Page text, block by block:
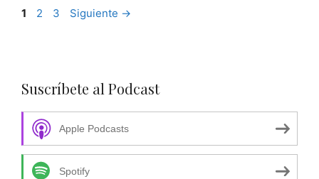
Página
1 Página
2 Página
3 Siguiente →
Suscríbete al Podcast
Apple Podcasts
Spotify